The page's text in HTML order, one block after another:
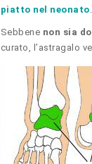
piatto nel neonato.
Sebbene non sia
curato, l’astragalo